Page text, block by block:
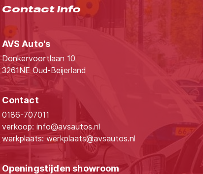
Contact info
AVS Auto's
Donkervoortlaan 10
3261NE Oud-Beijerland
Contact
0186-707011
verkoop: info@avsautos.nl
werkplaats: werkplaats@avsautos.nl
Openingstijden showroom